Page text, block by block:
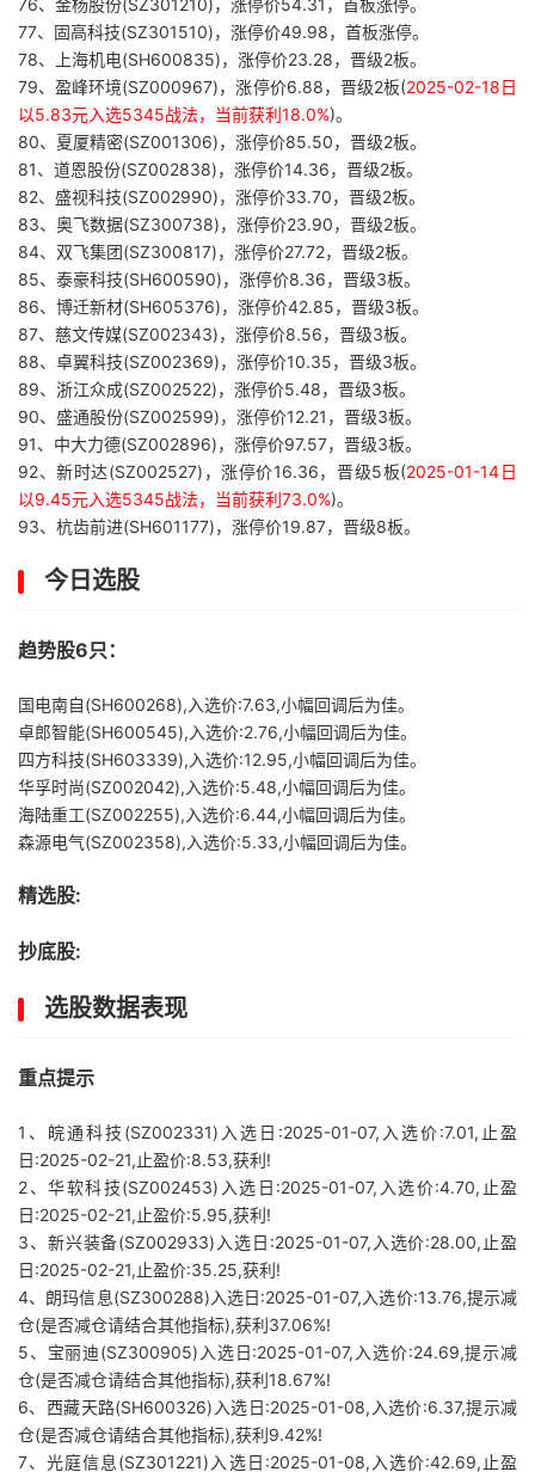
76、金杨股份(SZ301210)，涨停价54.31，首板涨停。
77、固高科技(SZ301510)，涨停价49.98，首板涨停。
78、上海机电(SH600835)，涨停价23.28，晋级2板。
79、盈峰环境(SZ000967)，涨停价6.88，晋级2板(2025-02-18日
以5.83元入选5345战法，当前获利18.0%)。
80、夏厦精密(SZ001306)，涨停价85.50，晋级2板。
81、道恩股份(SZ002838)，涨停价14.36，晋级2板。
82、盛视科技(SZ002990)，涨停价33.70，晋级2板。
83、奥飞数据(SZ300738)，涨停价23.90，晋级2板。
84、双飞集团(SZ300817)，涨停价27.72，晋级2板。
85、泰豪科技(SH600590)，涨停价8.36，晋级3板。
86、博迁新材(SH605376)，涨停价42.85，晋级3板。
87、慈文传媒(SZ002343)，涨停价8.56，晋级3板。
88、卓翼科技(SZ002369)，涨停价10.35，晋级3板。
89、浙江众成(SZ002522)，涨停价5.48，晋级3板。
90、盛通股份(SZ002599)，涨停价12.21，晋级3板。
91、中大力德(SZ002896)，涨停价97.57，晋级3板。
92、新时达(SZ002527)，涨停价16.36，晋级5板(2025-01-14日
以9.45元入选5345战法，当前获利73.0%)。
93、杭齿前进(SH601177)，涨停价19.87，晋级8板。
今日选股
趋势股6只：
国电南自(SH600268),入选价:7.63,小幅回调后为佳。
卓郎智能(SH600545),入选价:2.76,小幅回调后为佳。
四方科技(SH603339),入选价:12.95,小幅回调后为佳。
华孚时尚(SZ002042),入选价:5.48,小幅回调后为佳。
海陆重工(SZ002255),入选价:6.44,小幅回调后为佳。
森源电气(SZ002358),入选价:5.33,小幅回调后为佳。
精选股:
抄底股:
选股数据表现
重点提示
1、皖通科技(SZ002331)入选日:2025-01-07,入选价:7.01,止盈
日:2025-02-21,止盈价:8.53,获利!
2、华软科技(SZ002453)入选日:2025-01-07,入选价:4.70,止盈
日:2025-02-21,止盈价:5.95,获利!
3、新兴装备(SZ002933)入选日:2025-01-07,入选价:28.00,止盈
日:2025-02-21,止盈价:35.25,获利!
4、朗玛信息(SZ300288)入选日:2025-01-07,入选价:13.76,提示减
仓(是否减仓请结合其他指标),获利37.06%!
5、宝丽迪(SZ300905)入选日:2025-01-07,入选价:24.69,提示减
仓(是否减仓请结合其他指标),获利18.67%!
6、西藏天路(SH600326)入选日:2025-01-08,入选价:6.37,提示减
仓(是否减仓请结合其他指标),获利9.42%!
7、光庭信息(SZ301221)入选日:2025-01-08,入选价:42.69,止盈